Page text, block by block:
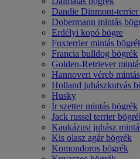
Dandie Dinmont-terrier
Dobermann mintás
Erdélyi kopó bögre
Foxterrier mintás
Francia bulldog bögrék
Golden-Retriever
Hannoveri véreb
Holland juhászkutyás
Husky
Ír szetter mintás bögrék
Jack russel terrier
Kaukázusi juhász
Kis olasz agár bögrék
Komondoros bögrék